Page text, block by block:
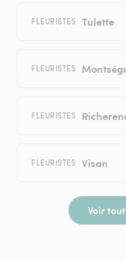
FLEURISTES Tulette
FLEURISTES
FLEURISTES
FLEURISTES Visan
Voir